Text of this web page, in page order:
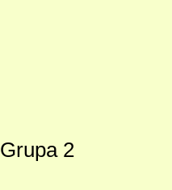
Grupa 2